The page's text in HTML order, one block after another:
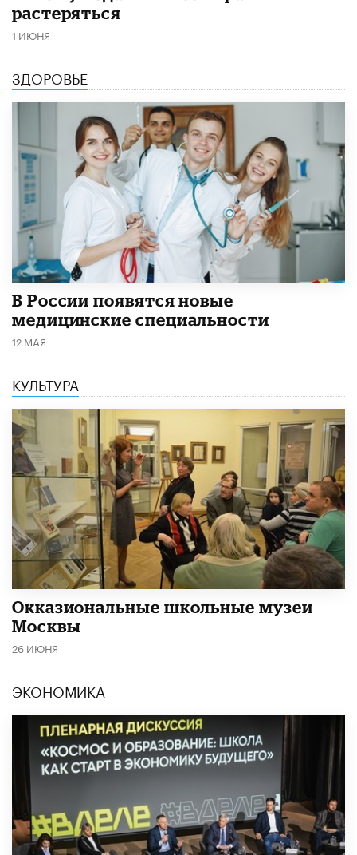
растеряться
1 ИЮНЯ
ЗДОРОВЬЕ
В России появятся новые
медицинские специальности
12 МАЯ
КУЛЬТУРА
​Окказиональные школьные музеи
Москвы
26 ИЮНЯ
ЭКОНОМИКА